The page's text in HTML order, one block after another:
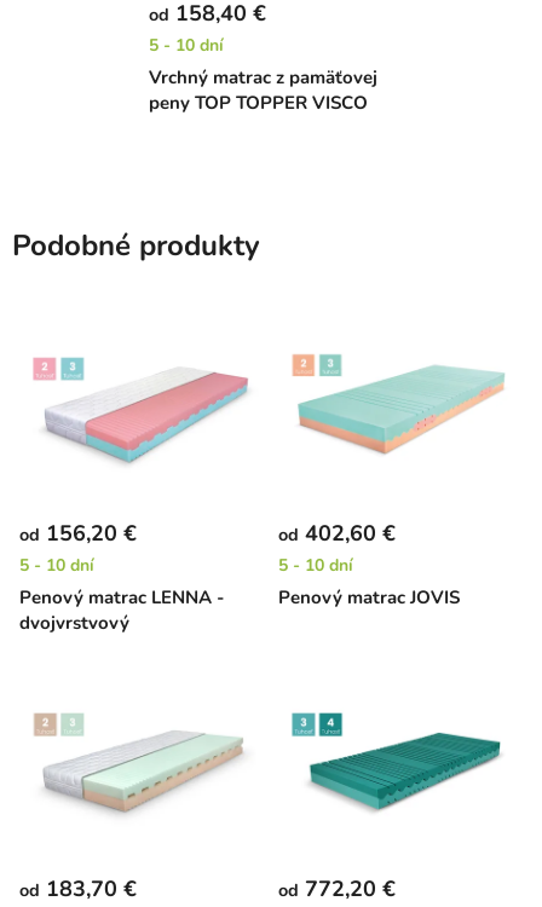
Vrchný matrac z pamäťovej
peny TOP TOPPER VISCO
od 158,40 €
5 - 10 dní
Podobné produkty
Penový matrac LENNA -
dvojvrstvový
od 156,20 €
5 - 10 dní
Penový matrac JOVIS
od 402,60 €
5 - 10 dní
od 183,70 € od 772,20 €